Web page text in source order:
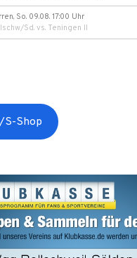
So. 09.08. 17:00 Uhr
Sd. vs. Teningen II
S-Shop